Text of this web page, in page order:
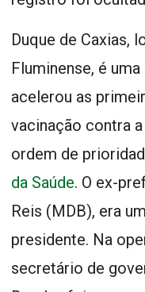
Duque de Caxias,
Fluminense, é
acelerou as
vacinação contra a
ordem de
da Saúde. O ex-
Reis (MDB), era
presidente. Na
secretário de